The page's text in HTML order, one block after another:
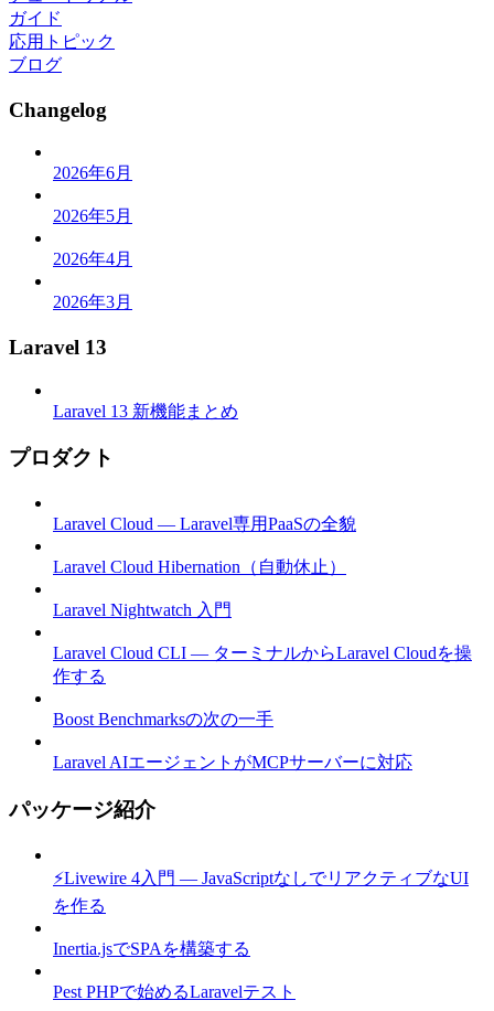
ガイド
応用トピック
ブログ
Changelog
2026年6月
2026年5月
2026年4月
2026年3月
Laravel 13
Laravel 13 新機能まとめ
プロダクト
Laravel Cloud — Laravel専用PaaSの全貌
Laravel Cloud Hibernation（自動休止）
Laravel Nightwatch 入門
Laravel Cloud CLI — ターミナルからLaravel Cloudを操
作する
Boost Benchmarksの次の一手
Laravel AIエージェントがMCPサーバーに対応
パッケージ紹介
⚡Livewire 4入門 — JavaScriptなしでリアクティブなUI
を作る
Inertia.jsでSPAを構築する
Pest PHPで始めるLaravelテスト